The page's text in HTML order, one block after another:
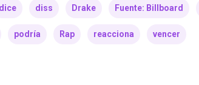
dice diss Drake Fuente: Billboard
podría Rap reacciona vencer